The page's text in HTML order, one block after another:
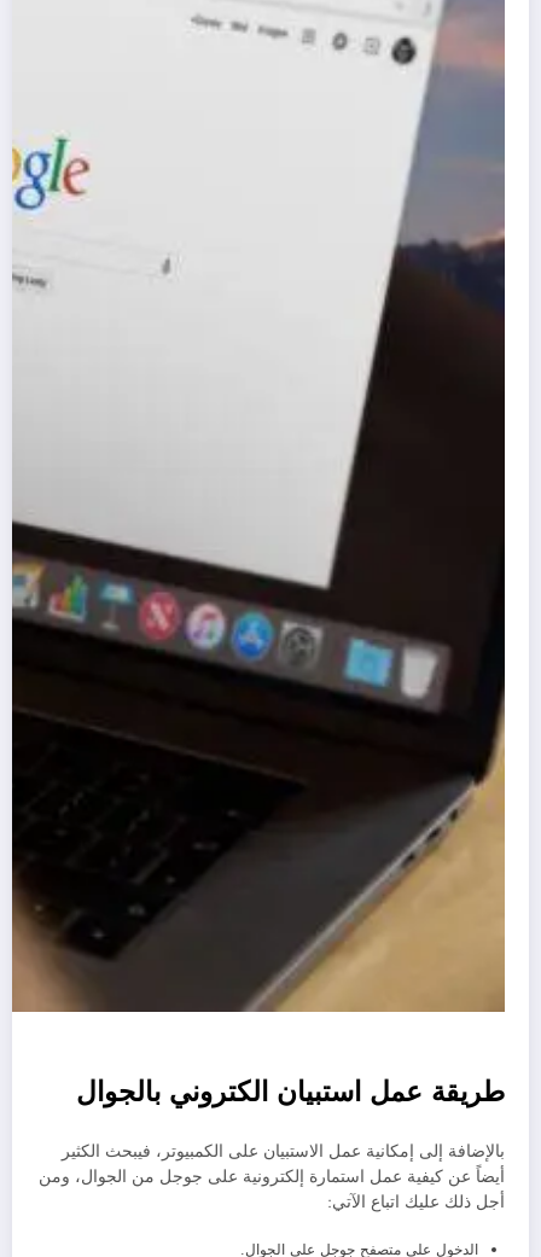
طريقة عمل استبيان الكتروني بالجوال
بالإضافة إلى إمكانية عمل الاستبيان على الكمبيوتر، فيبحث الكثير
أيضاً عن كيفية عمل استمارة إلكترونية على جوجل من الجوال، ومن
أجل ذلك عليك اتباع الآتي:
الدخول على متصفح جوجل على الجوال.